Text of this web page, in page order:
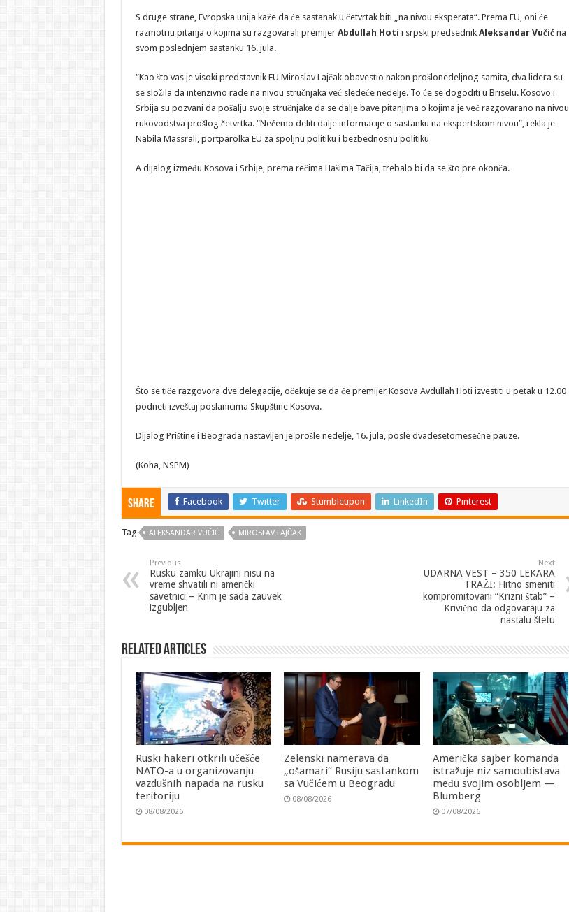
S druge strane, Evropska unija kaže da će sastanak u četvrtak biti „na nivou eksperata“. Prema EU, oni će
razmotriti pitanja o kojima su razgovarali premijer Abdullah Hoti i srpski predsednik Aleksandar Vučićna
svom poslednjem sastanku 16. jula.
“Kao što vas je visoki predstavnik EU Miroslav Lajčak obavestio nakon prošlonedeljnog samita, dva lidera su
se složila da intenzivno rade na nivou stručnjaka već sledeće nedelje. To će se dogoditi u Briselu. Kosovo i
Srbija su pozvani da pošalju svoje stručnjake da se dalje bave pitanjima o kojima je već razgovarano na nivou
rukovodstva prošlog četvrtka. “Nećemo deliti dalje informacije o sastanku na ekspertskom nivou”, rekla je
Nabila Massrali, portparolka EU za spoljnu politiku i bezbednosnu politiku
A dijalog između Kosova i Srbije, prema rečima Hašima Tačija, trebalo bi da se što pre okonča.
Što se tiče razgovora dve delegacije, očekuje se da će premijer Kosova Avdullah Hoti izvestiti u petak u 12.00
podneti izveštaj poslanicima Skupštine Kosova.
Dijalog Prištine i Beograda nastavljen je prošle nedelje, 16. jula, posle dvadesetomesečne pauze.
(Koha, NSPM)
Share Facebook Twitter Stumbleupon LinkedIn Pinterest
Tag ALEKSANDAR VUČIĆ MIROSLAV LAJČAK
Previous
Rusku zamku Ukrajini nisu na
vreme shvatili ni američki
savetnici – Krim je sada zauvek
izgubljen
Next
UDARNA VEST – 350 LEKARA
TRAŽI: Hitno smeniti
kompromitovani “Krizni štab” –
Krivično da odgovaraju za
nastalu štetu
Related Articles
Ruski hakeri otkrili učešće
NATO-a u organizovanju
vazdušnih napada na rusku
teritoriju
08/08/2026
Zelenski namerava da
„ošamari“ Rusiju sastankom
sa Vučićem u Beogradu
08/08/2026
Američka sajber komanda
istražuje niz samoubistava
među svojim osobljem —
Blumberg
07/08/2026